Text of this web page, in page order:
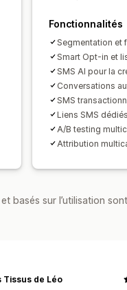
Fonctionnalités
Segmentation et
Smart Opt-in et
SMS AI pour la
Conversations
SMS
Liens SMS dédiés
A/B testing
Attribution
basés sur l’utilisation
Tissus de Léo